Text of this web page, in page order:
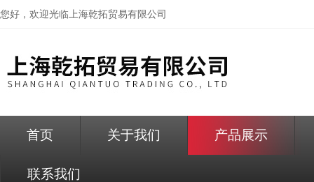
您好，欢迎光临上海乾拓贸易有限公司
首页 关于我们 产品展示
联系我们